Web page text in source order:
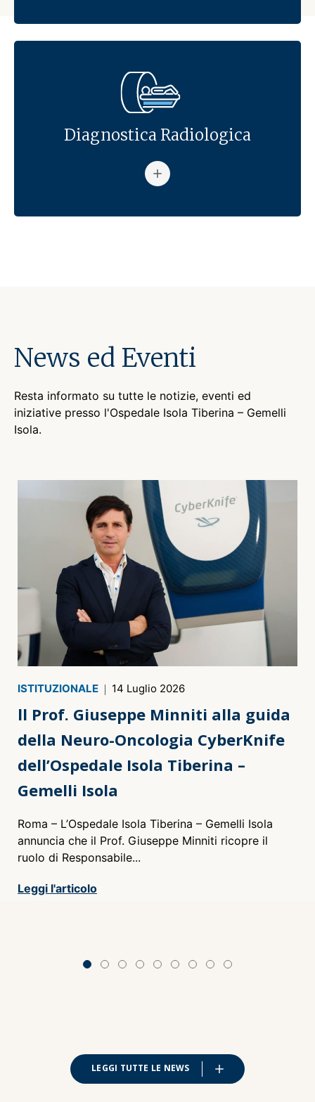
Diagnostica Radiologica
Vai al centro: Diagnostica
News ed Eventi
Resta informato su tutte le notizie, eventi ed
iniziative presso l'Ospedale Isola Tiberina – Gemelli
Isola.
ISTITUZIONALE 14 Luglio 2026
ll Prof. Giuseppe Minniti alla guida
della Neuro-Oncologia CyberKnife
dell’Ospedale Isola Tiberina –
Gemelli Isola
Roma – L’Ospedale Isola Tiberina – Gemelli Isola
annuncia che il Prof. Giuseppe Minniti ricopre il
ruolo di Responsabile...
Leggi l'articolo
LEGGI TUTTE LE NEWS